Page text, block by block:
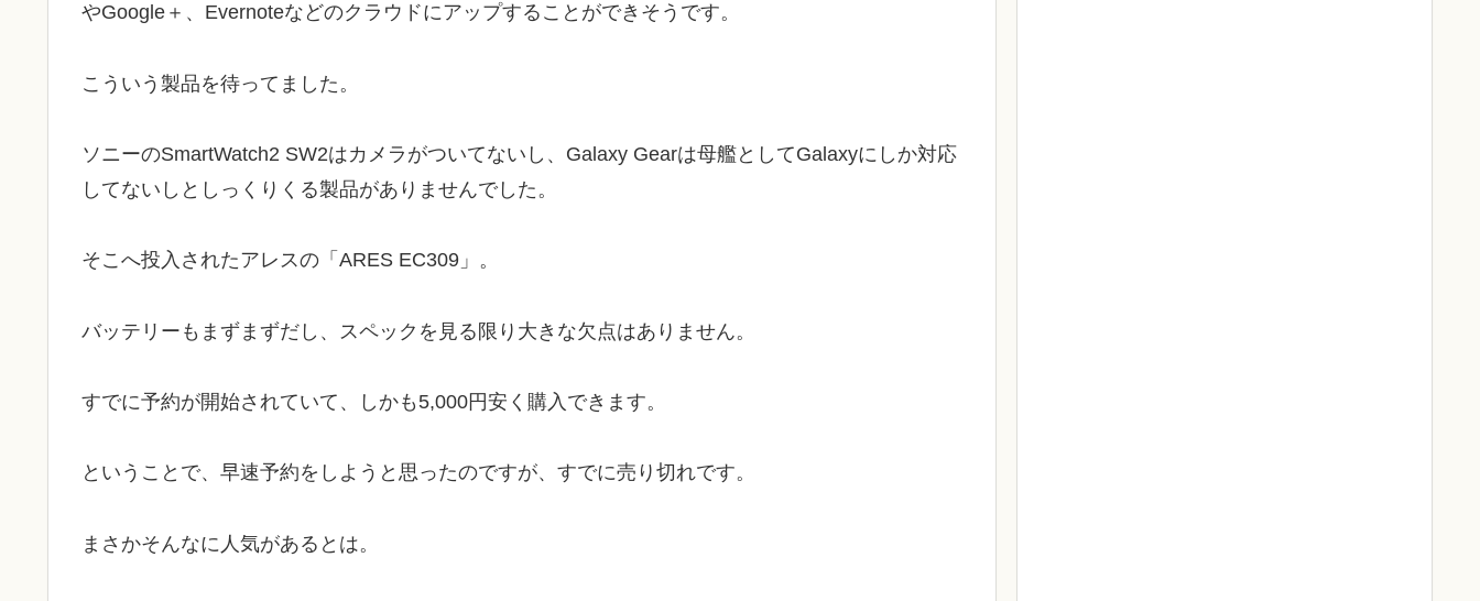
やGoogle＋、Evernoteなどのクラウドにアップすることができそうです。
こういう製品を待ってました。
ソニーのSmartWatch2 SW2はカメラがついてないし、Galaxy Gearは母艦としてGalaxyにしか対応
してないしとしっくりくる製品がありませんでした。
そこへ投入されたアレスの「ARES EC309」。
バッテリーもまずまずだし、スペックを見る限り大きな欠点はありません。
すでに予約が開始されていて、しかも5,000円安く購入できます。
ということで、早速予約をしようと思ったのですが、すでに売り切れです。
まさかそんなに人気があるとは。